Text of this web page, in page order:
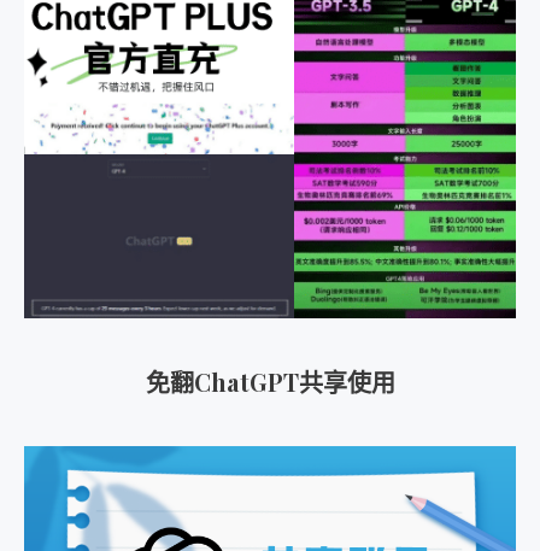
免翻ChatGPT共享使用